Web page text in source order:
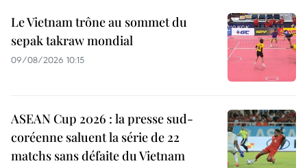
Le Vietnam trône au sommet du
sepak takraw mondial
09/08/2026 10:15
ASEAN Cup 2026 : la presse sud-
coréenne saluent la série de 22
matchs sans défaite du Vietnam